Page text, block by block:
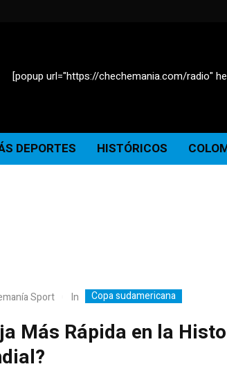
[popup url="https://chechemania.com/radio"
DEPORTES HISTÓRICOS
Sport In Copa sudamericana
Más Rápida en la